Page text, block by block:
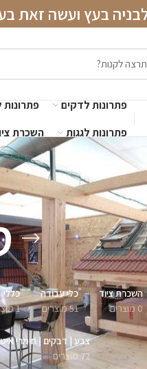
בעץ ועשה זאת
פתרונות לדקים פתרונות
פתרונות לגגות
השכרת
השכרת ציוד
0 מוצרים
כלי עבודה
51 מוצרים
כללי
1 מוצר
צבע | דבקים | חומרי
72 מוצרים